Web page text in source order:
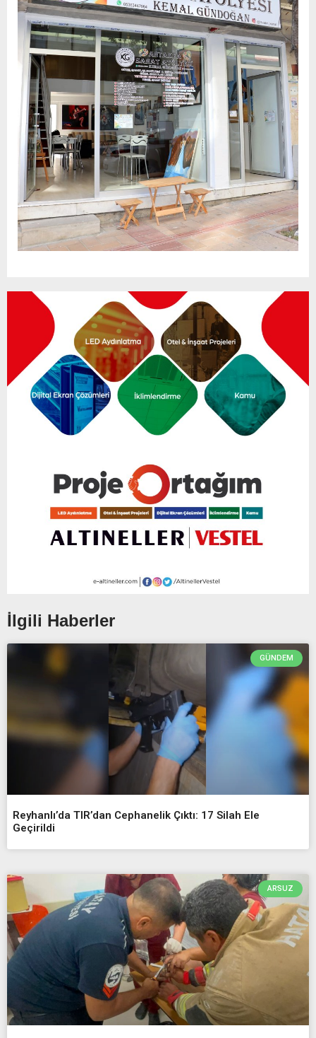
İlgili Haberler
GÜNDEM
Reyhanlı’da TIR’dan Cephanelik Çıktı: 17 Silah Ele
Geçirildi
ARSUZ